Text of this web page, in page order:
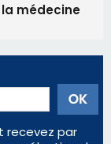
loges
2081
corses
vendeur de
par une